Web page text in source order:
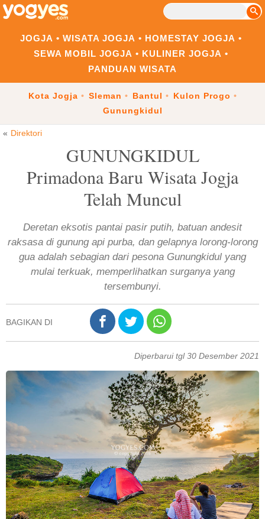
JOGJA WISATA JOGJA
HOMESTAY JOGJA
SEWA MOBIL JOGJA
KULINER JOGJA
PANDUAN WISATA
Kota Jogja Sleman Bantul
Kulon Progo
Gunungkidul
Direktori
GUNUNGKIDUL
Primadona Baru Wisata Jogja
Telah Muncul
Deretan eksotis pantai pasir putih, batuan andesit
raksasa di gunung api purba, dan gelapnya lorong-lorong
gua adalah sebagian dari pesona Gunungkidul yang
mulai terkuak, memperlihatkan surganya yang
tersembunyi.
BAGIKAN DI
Diperbarui tgl 30 Desember 2021